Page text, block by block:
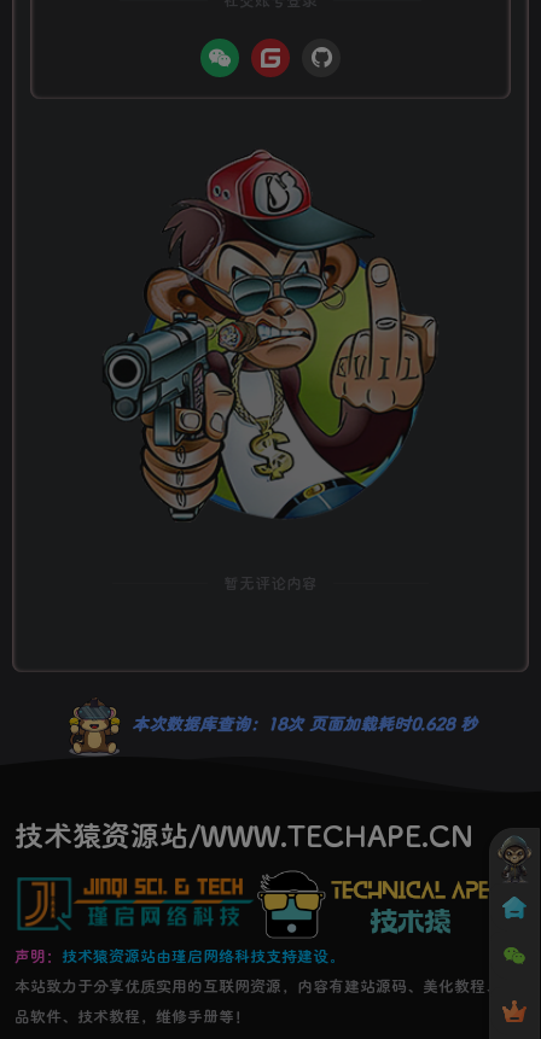
暂无评论内容
本次数据库查询：18次 页面加载耗时0.628 秒
技术猿资源站/WWW.TECHAPE.CN
声明： 技术猿资源站由瑾启网络科技支持建设。
本站致力于分享优质实用的互联网资源，内容有建站源码、美化教程、精
品软件、技术教程，维修手册等！